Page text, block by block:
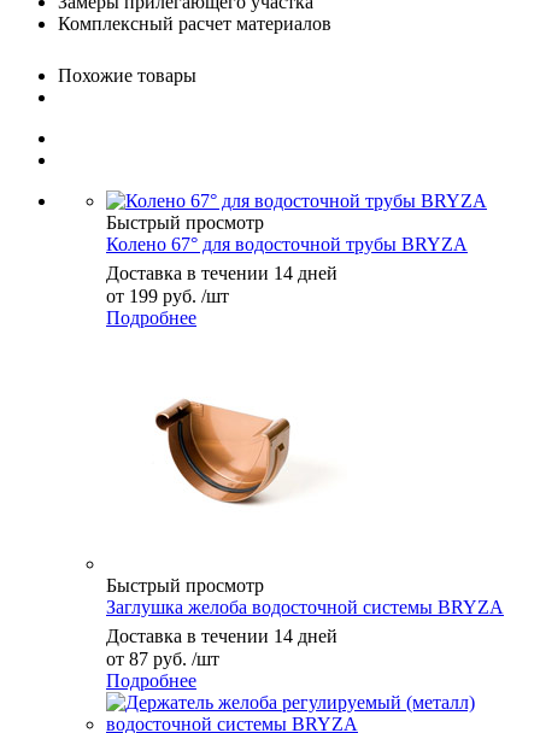
Комплексный расчет материалов
Похожие товары
Быстрый просмотр
Колено 67° для водосточной трубы BRYZA
Доставка в течении 14 дней
от 199 руб. /шт
Подробнее
Быстрый просмотр
Заглушка желоба водосточной системы BRYZA
Доставка в течении 14 дней
от 87 руб. /шт
Подробнее